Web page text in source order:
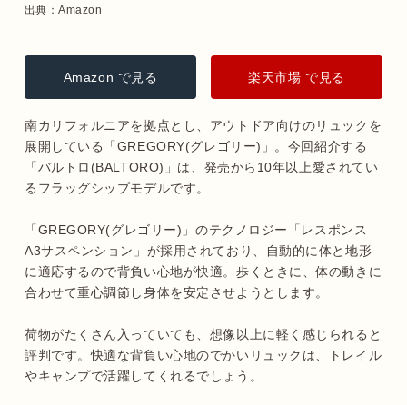
出典：Amazon
Amazon で見る 楽天市場 で見る
南カリフォルニアを拠点とし、アウトドア向けのリュックを
展開している「GREGORY(グレゴリー)」。今回紹介する
「バルトロ(BALTORO)」は、発売から10年以上愛されてい
るフラッグシップモデルです。
「GREGORY(グレゴリー)」のテクノロジー「レスポンス
A3サスペンション」が採用されており、自動的に体と地形
に適応するので背負い心地が快適。歩くときに、体の動きに
合わせて重心調節し身体を安定させようとします。
荷物がたくさん入っていても、想像以上に軽く感じられると
評判です。快適な背負い心地のでかいリュックは、トレイル
やキャンプで活躍してくれるでしょう。